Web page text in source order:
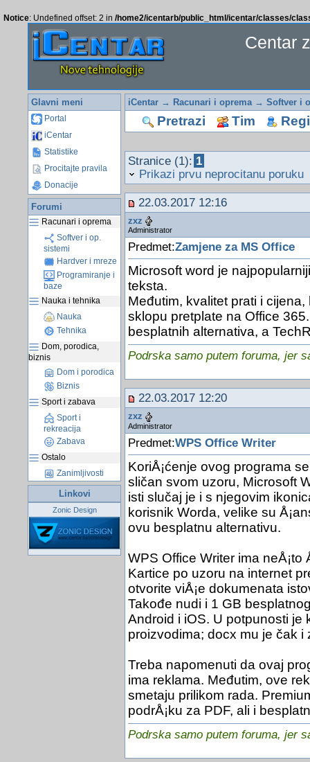
Notice: Undefined offset: 2 in /home2/icentarb/public_html/icentar/classes/
Centar
Glavni meni
Portal
iCentar
Statistike
Procitajte pravila
Donacije
Forumi
Racunari i oprema
Softver i op.
sistemi
Hardver i mreze
Programiranje i
baze
Nauka i tehnika
Nauka
Tehnika
Dom, porodica,
biznis
Dom i porodica
Biznis
Sport i zabava
Sport i
rekreacija
Zabava
Ostalo
Zanimljivosti
Linkovi
Zonic Design
iCentar→ Racunari i oprema→ Softver i
Pretrazi Tim
Stranice (1): 1
Prikazi prvu neprocitanu poruku
22.03.2017 12:16
zxz
Administrator
Predmet:Zamjene za MS Office
Microsoft word je
teksta.
Međutim, kvalitet prati i
sklopu pretplate na Office
besplatnih alternativa, a
Podrska samo putem foruma, jer
22.03.2017 12:20
zxz
Administrator
Predmet:WPS Office Writer
KoriÅ¡ćenje ovog programa
sličan svom uzoru, Microsoft
isti slučaj je i s njegovim
korisnik Worda, velike su
ovu besplatnu alternativu.
WPS Office Writer ima neÅ¡to
Kartice po uzoru na internet
otvorite viÅ¡e dokumenata
Takođe nudi i 1 GB
Android i iOS. U potpunosti je
proizvodima; docx mu je čak i
Treba napomenuti da ovaj
ima reklama. Međutim, ove
smetaju prilikom rada.
podrÅ¡ku za PDF, ali i
Podrska samo putem foruma, jer